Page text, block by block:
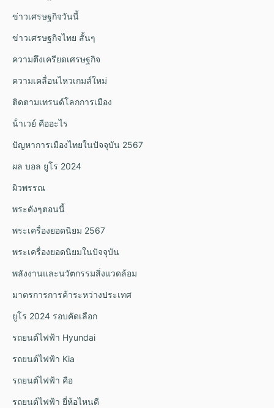
ข่าวเศรษฐกิจวันนี้
ข่าวเศรษฐกิจไทย สั้นๆ
ความตึงเครียดเศรษฐกิจ
ความเคลื่อนไหวเกมส์ใหม่
ติดตามเทรนด์โลกการเมือง
น้ําเวย์ คืออะไร
ปัญหาการเมืองไทยในปัจจุบัน 2567
ผล บอล ยูโร 2024
ผิวพรรณ
พระดังๆตอนนี้
พระเครื่องยอดนิยม 2567
พระเครื่องยอดนิยมในปัจจุบัน
พลังงานและนวัตกรรมสิ่งแวดล้อม
มาตรการการค้าระหว่างประเทศ
ยูโร 2024 รอบคัดเลือก
รถยนต์ไฟฟ้า Hyundai
รถยนต์ไฟฟ้า Kia
รถยนต์ไฟฟ้า คือ
รถยนต์ไฟฟ้า ยี่ห้อไหนดี